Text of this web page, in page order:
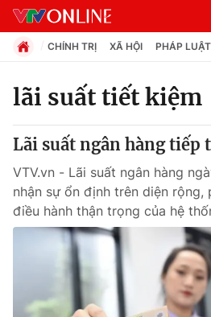
Chuyên mục
Xã hội
Pháp luật
Y tế
CHÍNH TRỊ XÃ HỘI PHÁP LUẬT
lãi suất tiết kiệm
Lãi suất ngân hàng tiếp
VTV.vn - Lãi suất ngân hàng
nhận sự ổn định trên diện rộng,
điều hành thận trọng của hệ